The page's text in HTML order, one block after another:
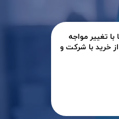
تغییر مواجه
خرید با شرکت و